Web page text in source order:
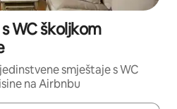
WC školjkom
smještaje s WC
na Airbnbu